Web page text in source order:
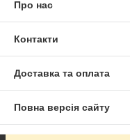
Про нас
Контакти
Доставка та оплата
Повна версія сайту